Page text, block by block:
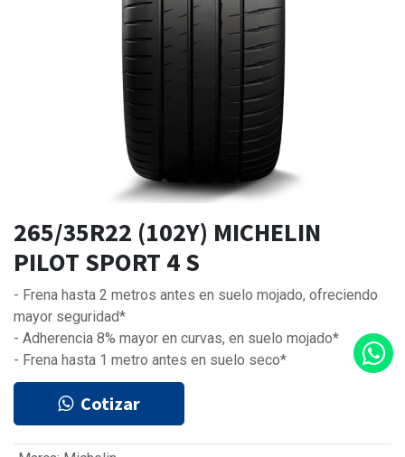
265/35R22 (102Y) MICHELIN
PILOT SPORT 4 S
- Frena hasta 2 metros antes en suelo mojado, ofreciendo
mayor seguridad*
- Adherencia 8% mayor en curvas, en suelo mojado*
- Frena hasta 1 metro antes en suelo seco*
Cotizar